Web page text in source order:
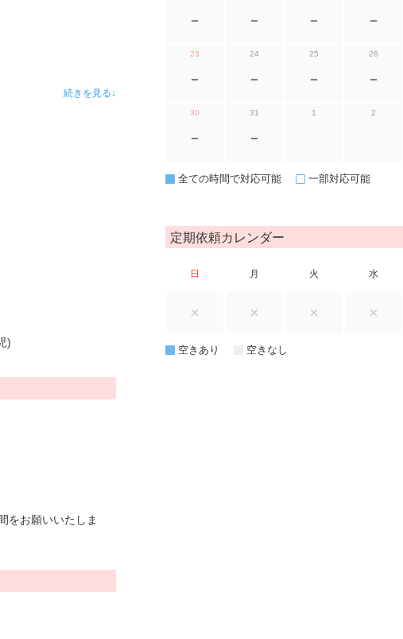
続きを見る↓
)
をお願いいたしま
ー ー ー ー
23
ー
24
ー
25
ー
26
ー
30
ー
31
ー
1 2
全ての時間で対応可能 一部対応可能
定期依頼カレンダー
日 月 火 水
空きあり 空きなし